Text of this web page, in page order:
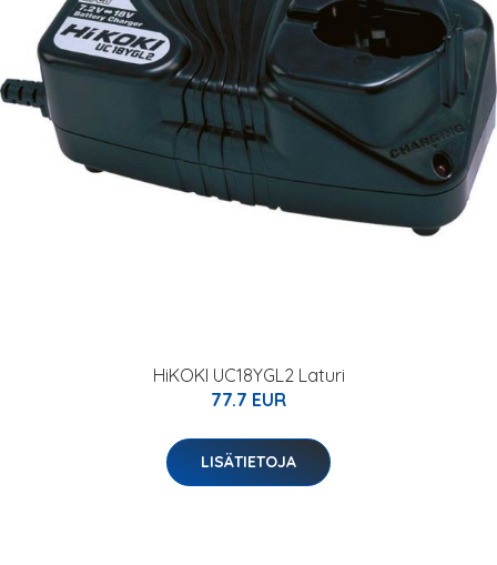
HiKOKI UC18YGL2 Laturi
77.7 EUR
LISÄTIETOJA